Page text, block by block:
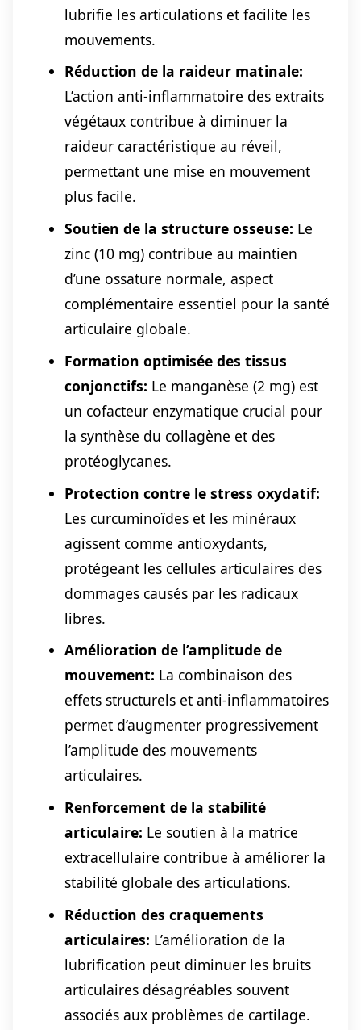
lubrifie les articulations et facilite les
mouvements.
Réduction de la raideur matinale:
L’action anti-inflammatoire des extraits
végétaux contribue à diminuer la
raideur caractéristique au réveil,
permettant une mise en mouvement
plus facile.
Soutien de la structure osseuse: Le
zinc (10 mg) contribue au maintien
d’une ossature normale, aspect
complémentaire essentiel pour la santé
articulaire globale.
Formation optimisée des tissus
conjonctifs: Le manganèse (2 mg) est
un cofacteur enzymatique crucial pour
la synthèse du collagène et des
protéoglycanes.
Protection contre le stress oxydatif:
Les curcuminoïdes et les minéraux
agissent comme antioxydants,
protégeant les cellules articulaires des
dommages causés par les radicaux
libres.
Amélioration de l’amplitude de
mouvement: La combinaison des
effets structurels et anti-inflammatoires
permet d’augmenter progressivement
l’amplitude des mouvements
articulaires.
Renforcement de la stabilité
articulaire: Le soutien à la matrice
extracellulaire contribue à améliorer la
stabilité globale des articulations.
Réduction des craquements
articulaires: L’amélioration de la
lubrification peut diminuer les bruits
articulaires désagréables souvent
associés aux problèmes de cartilage.